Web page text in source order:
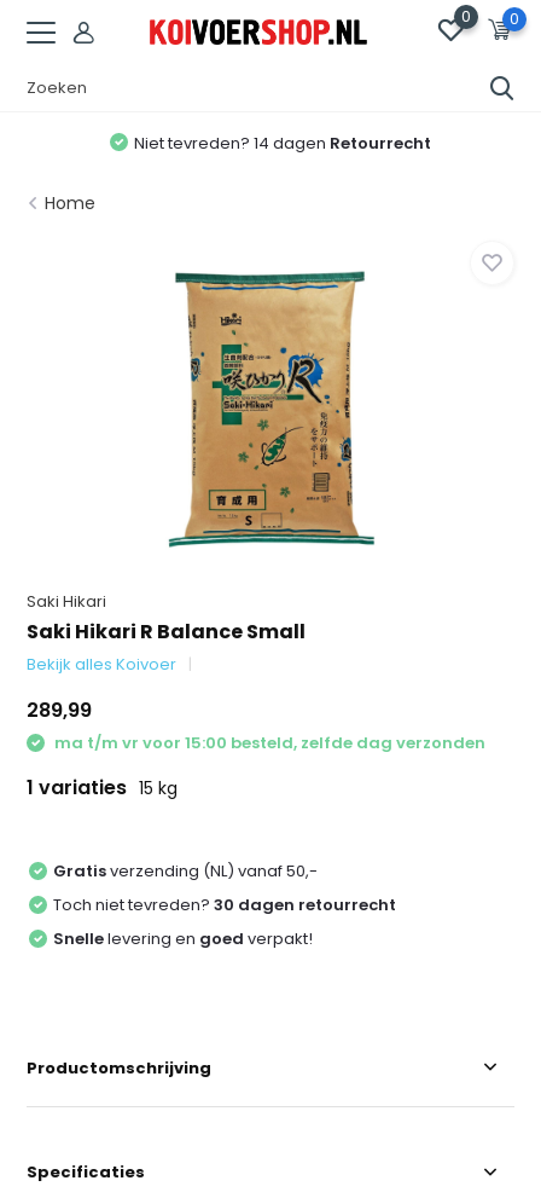
0 0
Niet tevreden? 14 dagen Retourrecht
Home
Saki Hikari
Saki Hikari R Balance Small
Bekijk alles Koivoer
289,99
ma t/m vr voor 15:00 besteld, zelfde dag verzonden
1 variaties 15 kg
Gratisverzending (NL) vanaf 50,-
Toch niet tevreden?30 dagen retourrecht
Snellelevering en goed verpakt!
Productomschrijving
Specificaties